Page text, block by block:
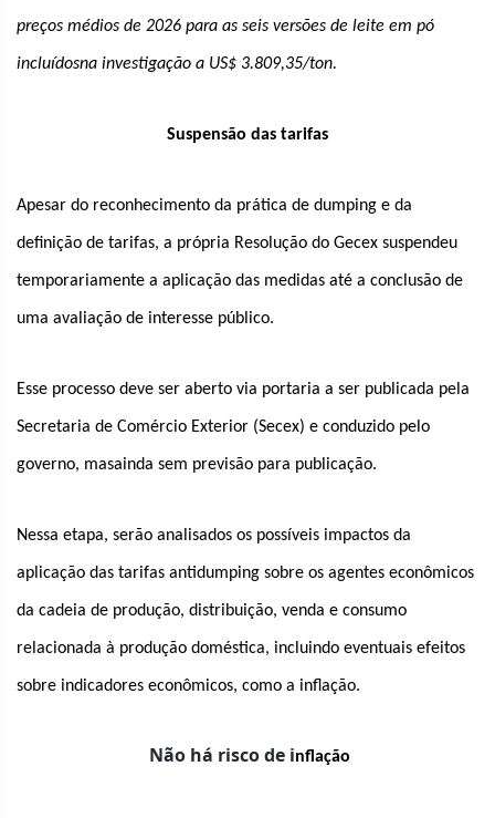
preços médios de 2026 para as seis versões de leite em pó
incluídosna investigação a US$ 3.809,35/ton.
Suspensão das tarifas
Apesar do reconhecimento da prática de dumping e da
definição de tarifas, a própria Resolução do Gecex suspendeu
temporariamente a aplicação das medidas até a conclusão de
uma avaliação de interesse público.
Esse processo deve ser aberto via portaria a ser publicada pela
Secretaria de Comércio Exterior (Secex) e conduzido pelo
governo, masainda sem previsão para publicação.
Nessa etapa, serão analisados os possíveis impactos da
aplicação das tarifas antidumping sobre os agentes econômicos
da cadeia de produção, distribuição, venda e consumo
relacionada à produção doméstica, incluindo eventuais efeitos
sobre indicadores econômicos, como a inflação.
Não há risco de inflação